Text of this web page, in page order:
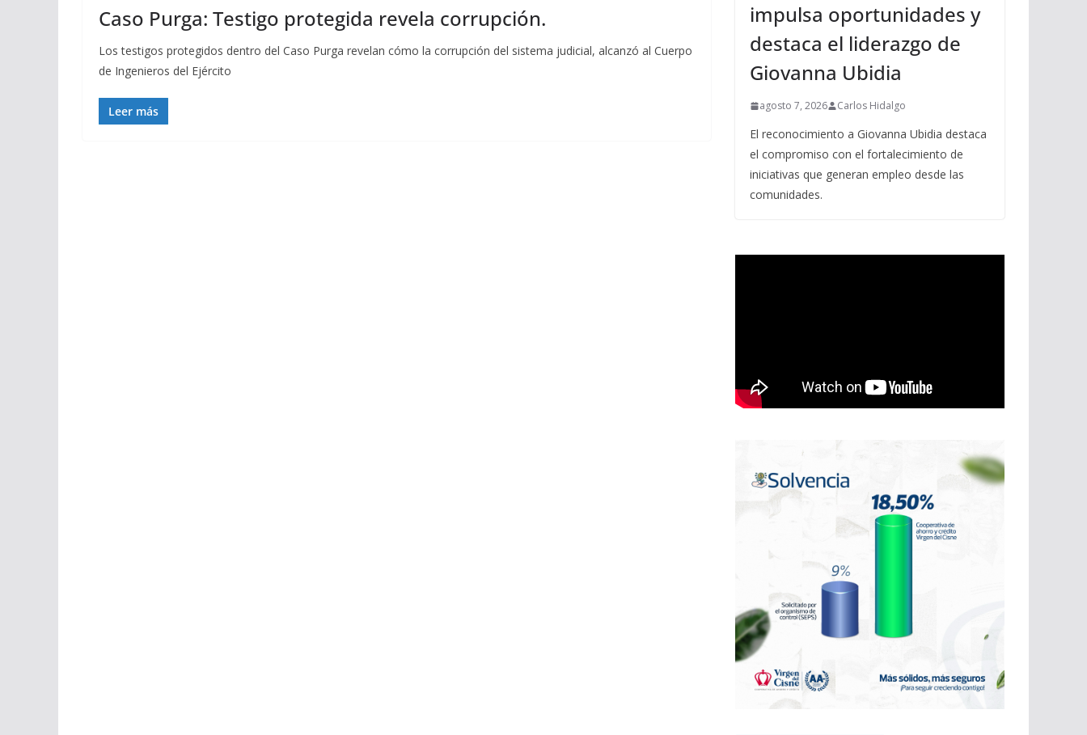
Caso Purga: Testigo protegida revela corrupción.
Los testigos protegidos dentro del Caso Purga revelan cómo la corrupción del sistema judicial, alcanzó al Cuerpo
de Ingenieros del Ejército
Leer más
impulsa oportunidades y
destaca el liderazgo de
Giovanna Ubidia
agosto 7, 2026 Carlos Hidalgo
El reconocimiento a Giovanna Ubidia destaca
el compromiso con el fortalecimiento de
iniciativas que generan empleo desde las
comunidades.